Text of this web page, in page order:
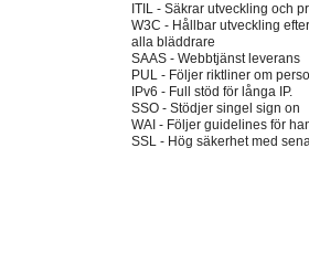
ITIL - Säkrar utveckling och
W3C - Hållbar utveckling
alla bläddrare
SAAS - Webbtjänst leverans
PUL - Följer riktliner om
IPv6 - Full stöd för långa IP.
SSO - Stödjer singel sign on
WAI - Följer guidelines för
SSL - Hög säkerhet med